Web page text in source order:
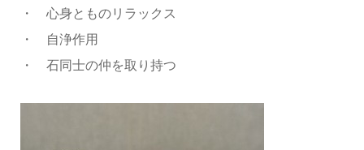
・ 心身とものリラックス
・ 自浄作用
・ 石同士の仲を取り持つ